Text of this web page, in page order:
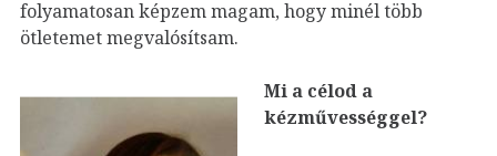
folyamatosan képzem magam, hogy minél több
ötletemet megvalósítsam.
Mi a célod a
kézművességgel?